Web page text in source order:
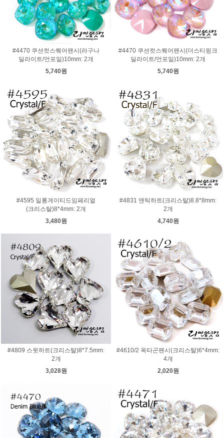
#4470 쿠션컷스퀘어팬시(라구나
딜라이트/언포일)10mm: 2개
5,740원
#4470 쿠션컷스퀘어팬시(더스티핑크
딜라이트/언포일)10mm: 2개
5,740원
#4595 일롱게이티드임페리얼
(크리스탈)8*4mm: 2개
3,480원
#4831 앤틱하트(크리스탈)8.8*8mm:
2개
4,740원
#4809 스윗하트(크리스탈)8*7.5mm:
2개
3,028원
#4610/2 옥타곤팬시(크리스탈)6*4mm:
4개
2,020원